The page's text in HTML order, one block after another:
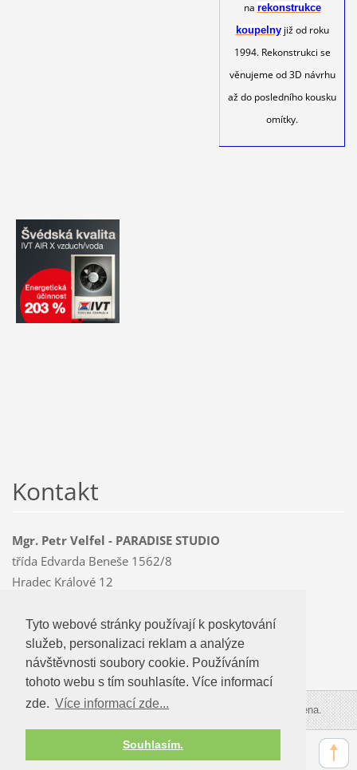
Tyto webové stránky používají k poskytování
služeb, personalizaci reklam a analýze
návštevnosti soubory cookie. Používáním
tohoto webu s tím souhlasíte.
Více informací zde...
Souhlasím.
Tyto webové stránky používají k poskytování
služeb, personalizaci reklam a analýze
návštěvnosti soubory cookie. Používáním
tohoto webu s tím souhlasíte. Více informací
zde. Více informací zde...
Souhlasím.
na rekonstrukce
koupelny již od roku
1994. Rekonstrukci se
věnujeme od 3D návrhu
až do posledního kousku
omítky.
Kontakt
Mgr. Petr Velfel - PARADISE STUDIO
třída Edvarda Beneše 1562/8
Hradec Králové 12
Mobil: 603 478 763
paradise@czMEDIA.eu
© 2009-2026 PARADISE STUDIO. Všechna práva vyhrazena.
Standardní verzi